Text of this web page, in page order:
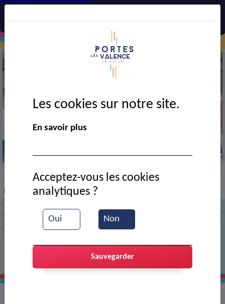
> VIE MUNICIPALE > Ressources documentaires
Repas des anciens
Les cookies sur notre site.
En savoir plus
Oui Non
Acceptez-vous les cookies
analytiques ?
Sauvegarder